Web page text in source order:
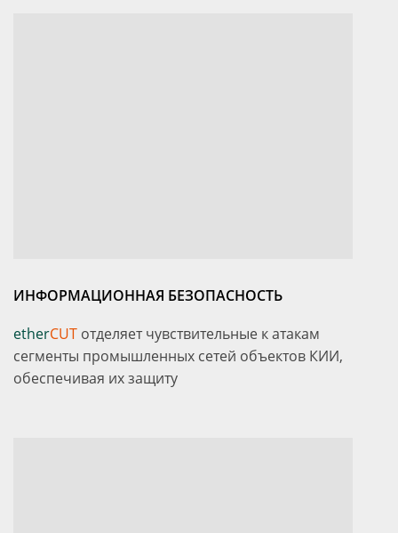
ИНФОРМАЦИОННАЯ БЕЗОПАСНОСТЬ
etherCUT отделяет чувствительные к атакам
сегменты промышленных сетей объектов КИИ,
обеспечивая их защиту